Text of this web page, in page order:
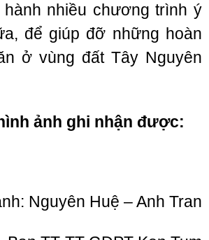
nhiều chương trình ý
để giúp đỡ những hoàn
ở vùng đất Tây Nguyên
ảnh ghi nhận được:
Nguyên Huệ – Anh Tran